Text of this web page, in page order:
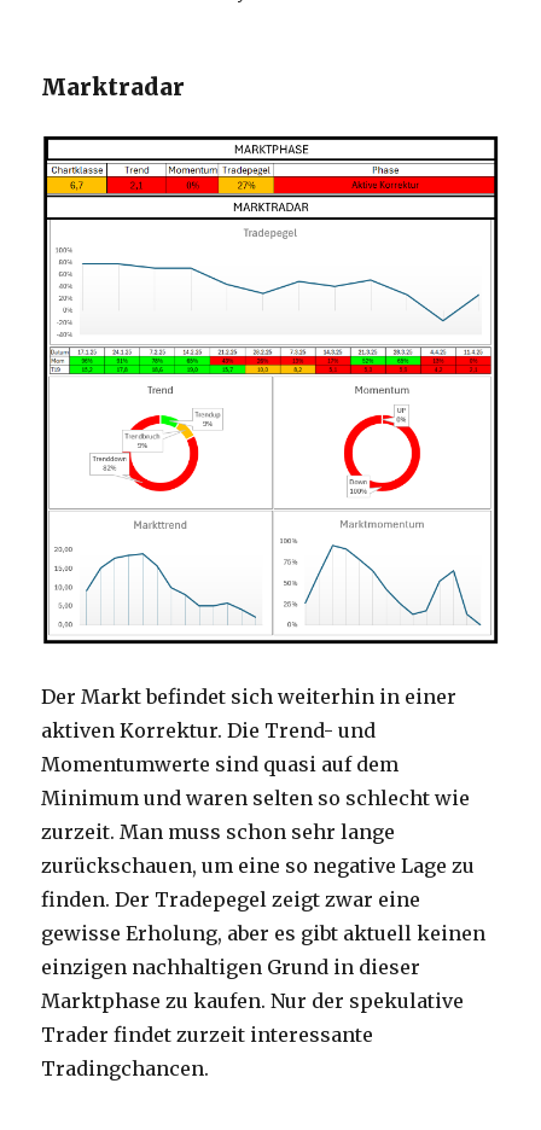
Marktradar
Der Markt befindet sich weiterhin in einer
aktiven Korrektur. Die Trend- und
Momentumwerte sind quasi auf dem
Minimum und waren selten so schlecht wie
zurzeit. Man muss schon sehr lange
zurückschauen, um eine so negative Lage zu
finden. Der Tradepegel zeigt zwar eine
gewisse Erholung, aber es gibt aktuell keinen
einzigen nachhaltigen Grund in dieser
Marktphase zu kaufen. Nur der spekulative
Trader findet zurzeit interessante
Tradingchancen.